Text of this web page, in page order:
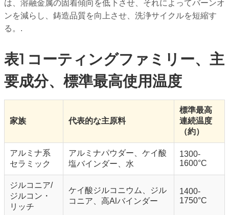
は、溶融金属の固着傾向を低下させ、それによってバーンオ
ンを減らし、鋳造品質を向上させ、洗浄サイクルを短縮す
る。.
表1 コーティングファミリー、主
要成分、標準最高使用温度
家族 代表的な主原料
標準最高
連続温度
（約）
アルミナ系
セラミック
アルミナパウダー、ケイ酸
塩バインダー、水
1300-
1600°C
ジルコニア/
ジルコン・
リッチ
ケイ酸ジルコニウム、ジル
コニア、高Alバインダー
1400-
1750°C